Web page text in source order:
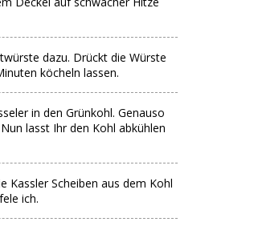
dazu. Drückt die Würste
köcheln lassen.
in den Grünkohl. Genauso
lasst Ihr den Kohl abkühlen
Kassler Scheiben aus dem Kohl
ich.